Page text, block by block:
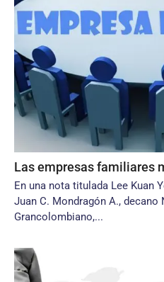
Las empresas familiares
En una nota titulada Lee Kuan
Juan C. Mondragón A.,
Grancolombiano,...